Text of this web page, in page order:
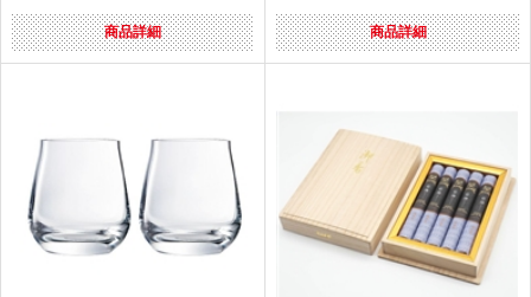
商品詳細 商品詳細